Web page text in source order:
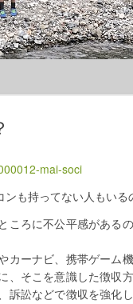
mai-soci
も持ってない人もいる
ころに不公平感がある
カーナビ、携帯ゲーム
、そこを意識した徴収
訴訟などで徴収を強化